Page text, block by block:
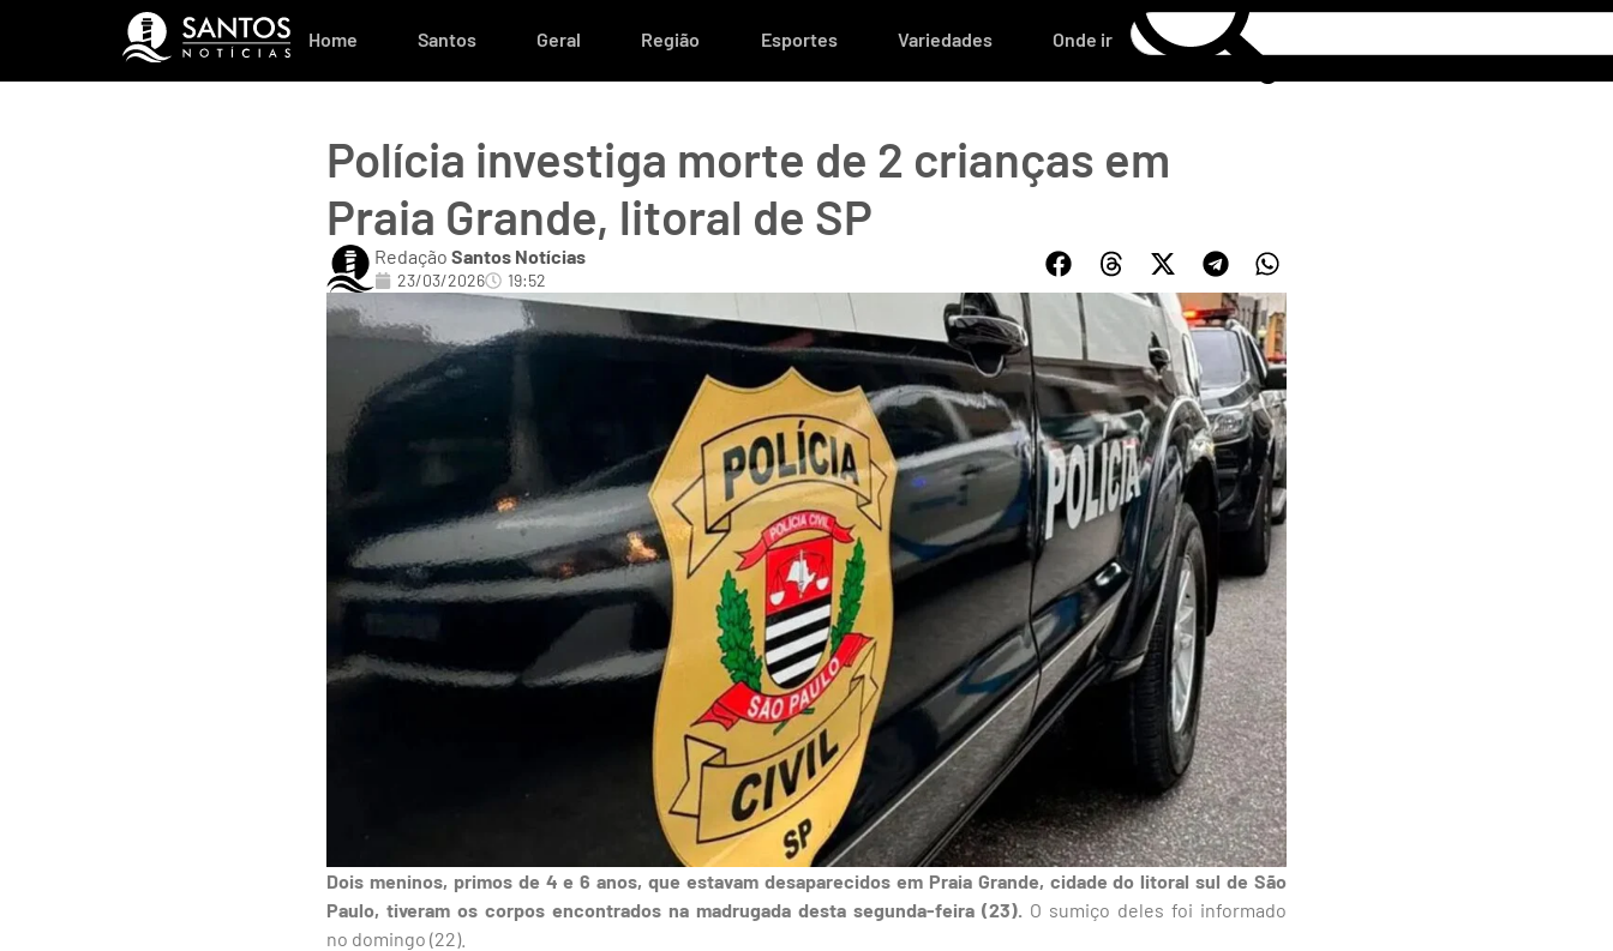
Home Santos Geral Região Esportes Variedades Onde ir
Polícia investiga morte de 2 crianças em
Praia Grande, litoral de SP
Redação Santos Notícias
23/03/2026 19:52
Dois meninos, primos de 4 e 6 anos, que estavam desaparecidos em Praia Grande, cidade do litoral sul de São
Paulo, tiveram os corpos encontrados na madrugada desta segunda-feira (23). O sumiço deles foi informado
no domingo (22).